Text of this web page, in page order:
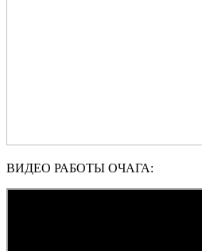
ВИДЕО РАБОТЫ ОЧАГА: